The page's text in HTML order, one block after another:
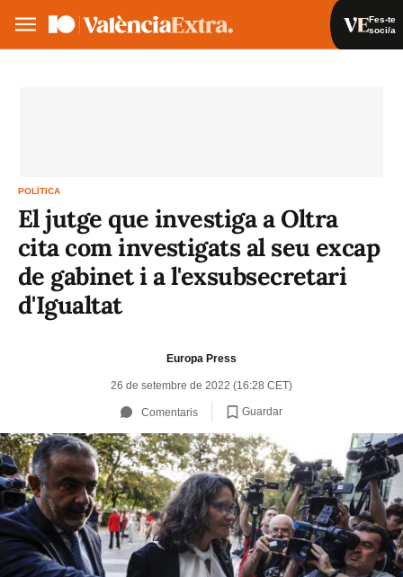
Fes-te
soci/a
POLÍTICA
El jutge que investiga a Oltra
cita com investigats al seu excap
de gabinet i a l'exsubsecretari
d'Igualtat
Europa Press
26 de setembre de 2022 (16:28 CET)
Comentaris Guardar